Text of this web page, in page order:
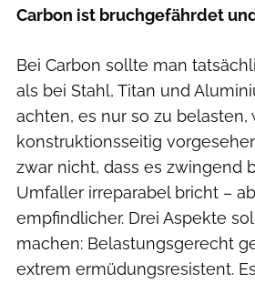
Carbon ist bruchgefährdet
Bei Carbon sollte man
als bei Stahl, Titan und
achten, es nur so zu belasten,
konstruktionsseitig
zwar nicht, dass es zwingend
Umfaller irreparabel bricht –
empfindlicher. Drei Aspekte
machen: Belastungsgerecht
extrem ermüdungsresistent.